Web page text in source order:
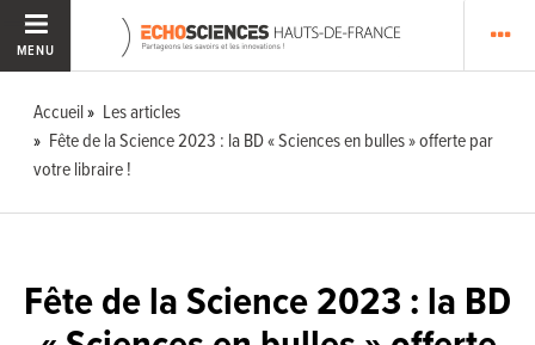
MENU
Accueil
Les articles
Fête de la Science 2023 : la BD « Sciences en bulles » offerte par
votre libraire !
Fête de la Science 2023 : la BD